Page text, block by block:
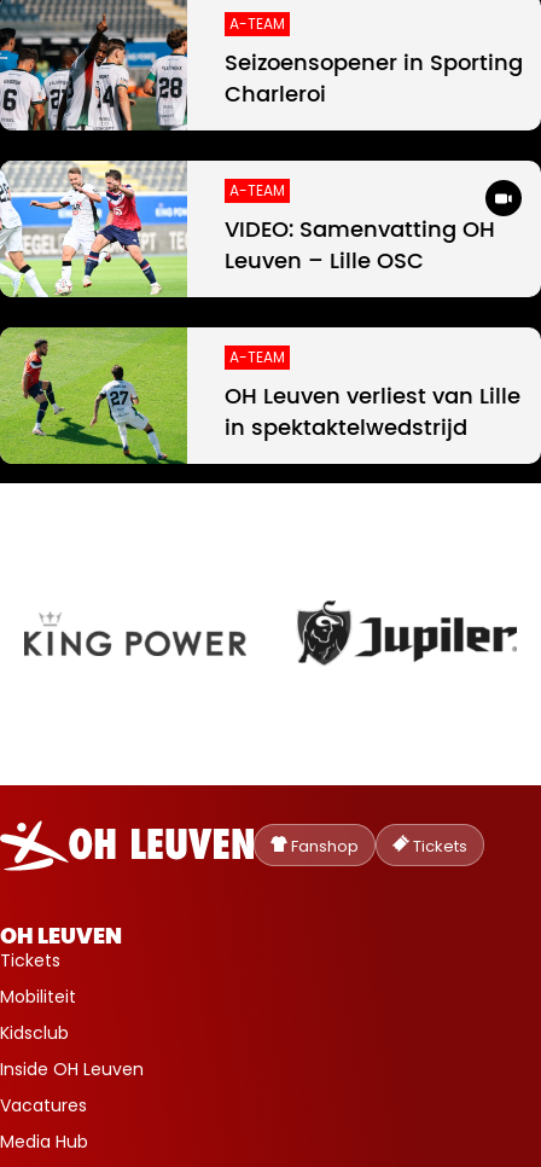
A-TEAM
Seizoensopener in Sporting
Charleroi
A-TEAM
VIDEO: Samenvatting OH
Leuven – Lille OSC
A-TEAM
OH Leuven verliest van Lille
in spektaktelwedstrijd
Oud-
Heverlee
Leuven
Fanshop Tickets
OH LEUVEN
Tickets
Mobiliteit
Kidsclub
Inside OH Leuven
Vacatures
Media Hub